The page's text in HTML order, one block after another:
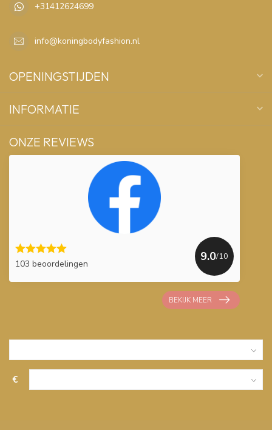
+31412624699
info@koningbodyfashion.nl
OPENINGSTIJDEN
INFORMATIE
ONZE REVIEWS
103 beoordelingen
9.0/10
BEKIJK MEER
€